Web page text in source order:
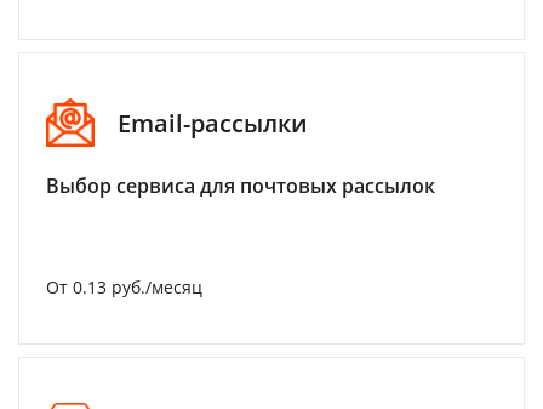
Email-рассылки
Выбор сервиса для почтовых рассылок
От 0.13 руб./месяц